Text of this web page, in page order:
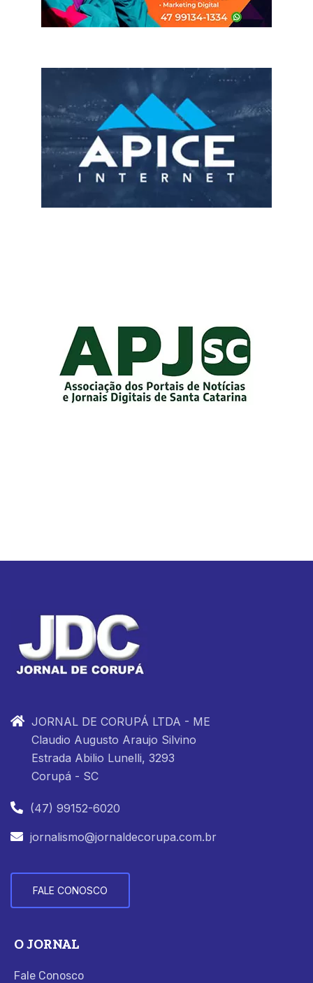
JORNAL DE CORUPÁ LTDA - ME
Claudio Augusto Araujo Silvino
Estrada Abilio Lunelli, 3293
Corupá - SC
(47) 99152-6020
jornalismo@jornaldecorupa.com.br
FALE CONOSCO
O JORNAL
Fale Conosco